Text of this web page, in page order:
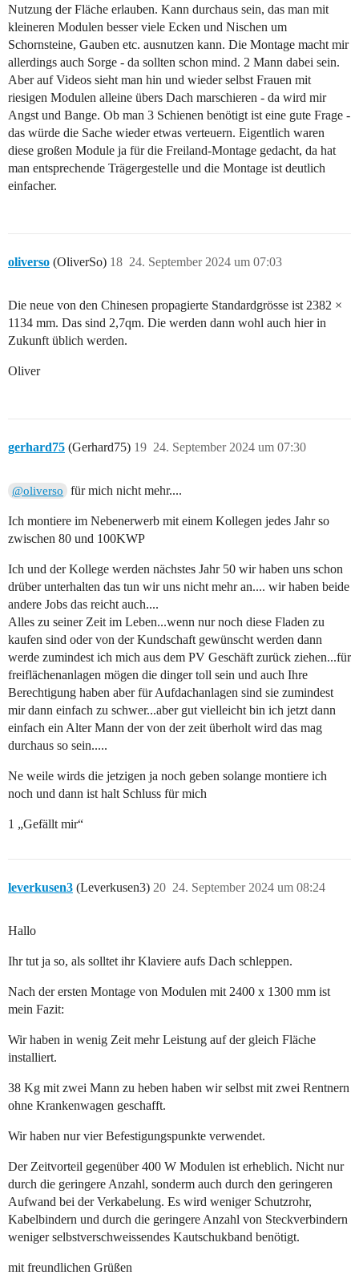
Nutzung der Fläche erlauben. Kann durchaus sein, das man mit
kleineren Modulen besser viele Ecken und Nischen um
Schornsteine, Gauben etc. ausnutzen kann. Die Montage macht mir
allerdings auch Sorge - da sollten schon mind. 2 Mann dabei sein.
Aber auf Videos sieht man hin und wieder selbst Frauen mit
riesigen Modulen alleine übers Dach marschieren - da wird mir
Angst und Bange. Ob man 3 Schienen benötigt ist eine gute Frage -
das würde die Sache wieder etwas verteuern. Eigentlich waren
diese großen Module ja für die Freiland-Montage gedacht, da hat
man entsprechende Trägergestelle und die Montage ist deutlich
einfacher.
oliverso (OliverSo) 24. September 2024 um 07:03
18
Die neue von den Chinesen propagierte Standardgrösse ist 2382 ×
1134 mm. Das sind 2,7qm. Die werden dann wohl auch hier in
Zukunft üblich werden.
Oliver
gerhard75 (Gerhard75) 24. September 2024 um 07:30
19
@oliverso für mich nicht mehr....
Ich montiere im Nebenerwerb mit einem Kollegen jedes Jahr so
zwischen 80 und 100KWP
Ich und der Kollege werden nächstes Jahr 50 wir haben uns schon
drüber unterhalten das tun wir uns nicht mehr an.... wir haben beide
andere Jobs das reicht auch....
Alles zu seiner Zeit im Leben...wenn nur noch diese Fladen zu
kaufen sind oder von der Kundschaft gewünscht werden dann
werde zumindest ich mich aus dem PV Geschäft zurück ziehen...für
freiflächenanlagen mögen die dinger toll sein und auch Ihre
Berechtigung haben aber für Aufdachanlagen sind sie zumindest
mir dann einfach zu schwer...aber gut vielleicht bin ich jetzt dann
einfach ein Alter Mann der von der zeit überholt wird das mag
durchaus so sein.....
Ne weile wirds die jetzigen ja noch geben solange montiere ich
noch und dann ist halt Schluss für mich
1 „Gefällt mir“
leverkusen3 (Leverkusen3) 24. September 2024 um 08:24
20
Hallo
Ihr tut ja so, als solltet ihr Klaviere aufs Dach schleppen.
Nach der ersten Montage von Modulen mit 2400 x 1300 mm ist
mein Fazit:
Wir haben in wenig Zeit mehr Leistung auf der gleich Fläche
installiert.
38 Kg mit zwei Mann zu heben haben wir selbst mit zwei Rentnern
ohne Krankenwagen geschafft.
Wir haben nur vier Befestigungspunkte verwendet.
Der Zeitvorteil gegenüber 400 W Modulen ist erheblich. Nicht nur
durch die geringere Anzahl, sonderm auch durch den geringeren
Aufwand bei der Verkabelung. Es wird weniger Schutzrohr,
Kabelbindern und durch die geringere Anzahl von Steckverbindern
weniger selbstverschweissendes Kautschukband benötigt.
mit freundlichen Grüßen